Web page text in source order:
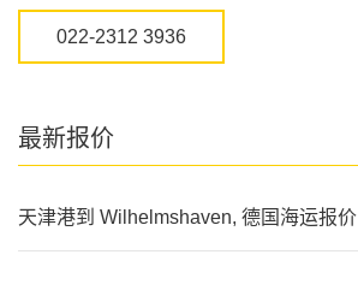
022-2312 3936
最新报价
天津港到 Wilhelmshaven, 德国海运报价